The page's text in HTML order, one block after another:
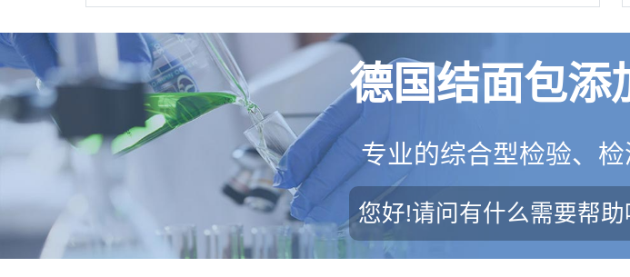
德国结面包添
专业的综合型检验、
您好!请问有什么需要帮助